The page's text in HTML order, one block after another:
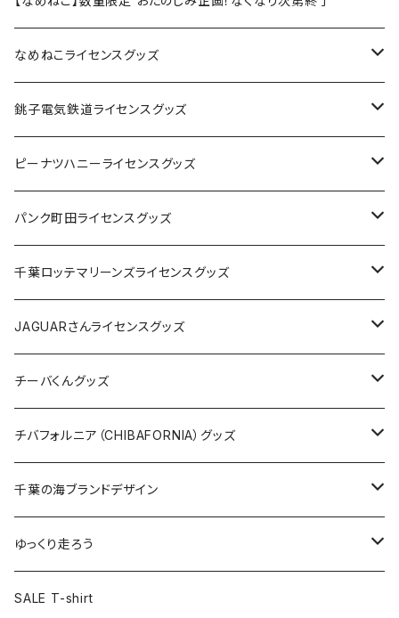
なめねこライセンスグッズ
Tシャツ
キャップ
ステッカー
缶バッジ
ホテルキーホルダー
銚子電気鉄道ライセンスグッズ
ステッカー
缶バッジ
アクリルキーホルダー
ホテルキーホルダー
クリアファイル
Tシャツ
キャップ
トートバッグ
ランチバッグ
ピーナツハニーライセンスグッズ
Tシャツ
キャップ
バッグ
ステッカー
缶バッジ
キーホルダー
クリアファイル
パンク町田ライセンスグッズ
Tシャツ
キャップ
バッグ
ステッカー
缶バッジ
キーホルダー
クリアファイル
千葉ロッテマリーンズライセンスグッズ
ステッカー
ステッカー
ステッカー大
缶バッジ
缶バッジ32mm
缶バッジ54mm
エコバッグ
JAGUARさんコラボグッズ
Tシャツ
ステッカー
サコッシュ
ホテルキーホルダー
JAGUARさんライセンスグッズ
Tシャツ
ステッカー
缶バッジ
クリアファイル
マスク
チーバくんグッズ
Tシャツ
キャップ
エコバッグ
ステッカー
チバフォルニア（CHIBAFORNIA）グッズ
Tシャツ
キャップ
ステッカー
千葉の海ブランドデザイン
Tシャツ
キャップ
ゆっくり走ろう
Tシャツ
SALE T-shirt